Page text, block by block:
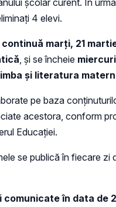
4 elevi.
continuă marți, 21
, și se încheie
și literatura
pe baza
acestora, conform
Educației.
se publică în fiecare zi
comunicate în data de